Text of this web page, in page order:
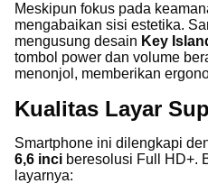
Meskipun fokus pada
mengabaikan sisi estetika.
mengusung desain Key
tombol power dan volume
menonjol, memberikan
Kualitas Layar
Smartphone ini dilengkapi
6,6 inci beresolusi Full HD+.
layarnya: